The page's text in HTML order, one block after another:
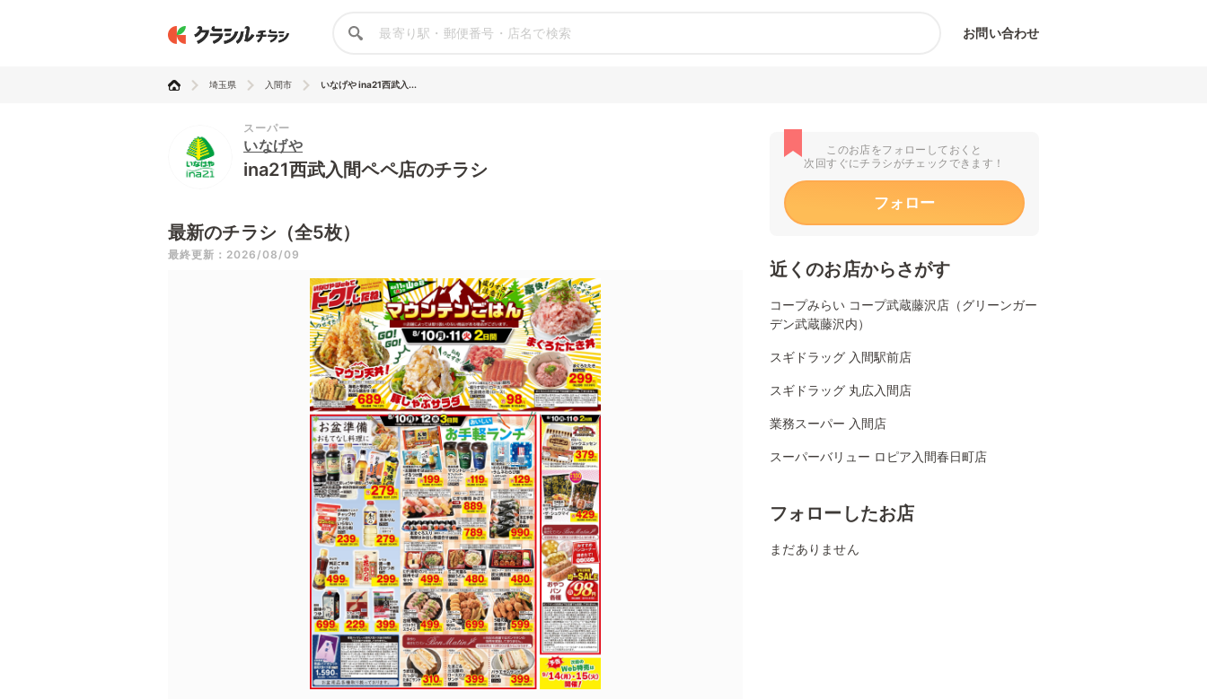
お問い合わせ
埼玉県 入間市 いなげや ina21西武入...
スーパー
いなげや
ina21西武入間ペペ店のチラシ
最新のチラシ（全5枚）
最終更新：2026/08/09
このお店をフォローしておくと
次回すぐにチラシがチェックできます！
フォロー
近くのお店からさがす
コープみらい コープ武蔵藤沢店（グリーンガー
デン武蔵藤沢内）
スギドラッグ 入間駅前店
スギドラッグ 丸広入間店
業務スーパー 入間店
スーパーバリュー ロピア入間春日町店
フォローしたお店
まだありません